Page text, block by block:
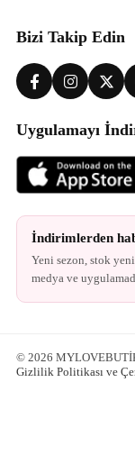
Bizi Takip Edin
Uygulamayı
İndirimlerden
Yeni sezon, stok
medya ve
© 2026
Gizlilik Politikası ve